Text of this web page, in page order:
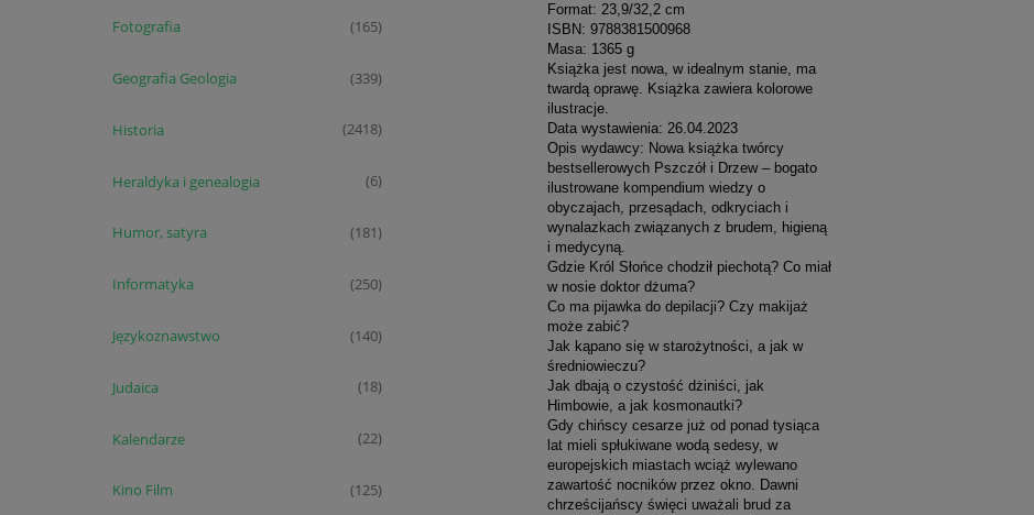
Fotografia (165)
Geografia Geologia (339)
Historia (2418)
Heraldyka i genealogia (6)
Humor, satyra (181)
Informatyka (250)
Językoznawstwo (140)
Judaica (18)
Kalendarze (22)
Kino Film (125)
Format: 23,9/32,2 cm
ISBN: 9788381500968
Masa: 1365 g
Książka jest nowa, w idealnym stanie, ma
twardą oprawę. Książka zawiera kolorowe
ilustracje.
Data wystawienia: 26.04.2023
Opis wydawcy: Nowa książka twórcy
bestsellerowych Pszczół i Drzew – bogato
ilustrowane kompendium wiedzy o
obyczajach, przesądach, odkryciach i
wynalazkach związanych z brudem, higieną
i medycyną.
Gdzie Król Słońce chodził piechotą? Co miał
w nosie doktor dżuma?
Co ma pijawka do depilacji? Czy makijaż
może zabić?
Jak kąpano się w starożytności, a jak w
średniowieczu?
Jak dbają o czystość dżiniści, jak
Himbowie, a jak kosmonautki?
Gdy chińscy cesarze już od ponad tysiąca
lat mieli spłukiwane wodą sedesy, w
europejskich miastach wciąż wylewano
zawartość nocników przez okno. Dawni
chrześcijańscy święci uważali brud za